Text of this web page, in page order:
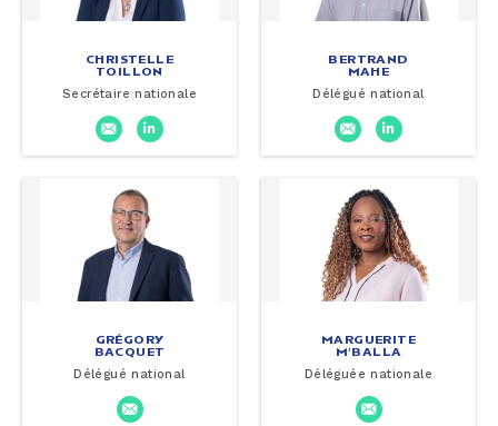
CHRISTELLE
TOILLON
Secrétaire nationale
BERTRAND
MAHE
Délégué national
GRÉGORY
BACQUET
Délégué national
MARGUERITE
M’BALLA
Déléguée nationale